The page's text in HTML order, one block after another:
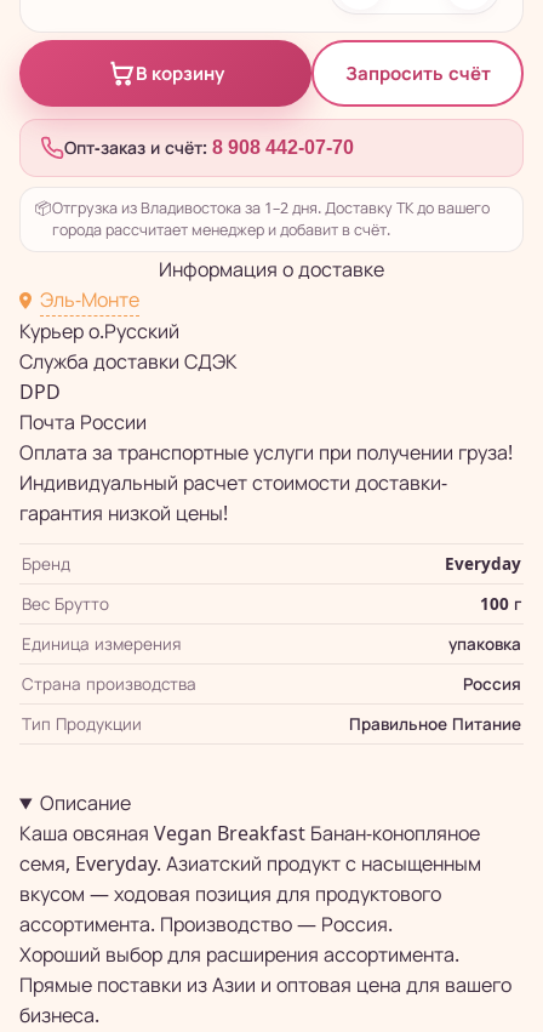
В корзину Запросить счёт
Опт-заказ и счёт: 8 908 442-07-70
📦Отгрузка из Владивостока за 1–2 дня. Доставку ТК до вашего
города рассчитает менеджер и добавит в счёт.
Информация о доставке
Эль-Монте
Курьер о.Русский
Служба доставки СДЭК
DPD
Почта России
Оплата за транспортные услуги при получении груза!
Индивидуальный расчет стоимости доставки-
гарантия низкой цены!
Бренд
Everyday
Вес Брутто
100 г
Единица измерения
упаковка
Страна производства
Россия
Тип Продукции
Правильное Питание
Описание
Каша овсяная Vegan Breakfast Банан-конопляное
семя, Everyday. Азиатский продукт с насыщенным
вкусом — ходовая позиция для продуктового
ассортимента. Производство — Россия.
Хороший выбор для расширения ассортимента.
Прямые поставки из Азии и оптовая цена для вашего
бизнеса.